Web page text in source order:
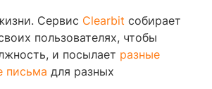
Сервис Clearbit собирает
пользователях, чтобы
и посылает разные
письма для разных